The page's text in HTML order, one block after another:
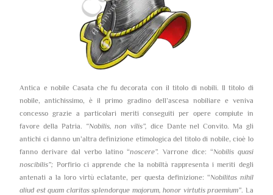
Antica e nobile Casata che fu decorata con il titolo di nobili. Il titolo di
nobile, antichissimo, è il primo gradino dell’ascesa nobiliare e veniva
concesso grazie a particolari meriti conseguiti per opere compiute in
favore della Patria. “Nobilis, non vilis”, dice Dante nel Convito. Ma gli
antichi ci danno un’altra definizione etimologica del titolo di nobile, cioè lo
fanno derivare dal verbo latino “noscere”. Varrone dice: “Nobilis quasi
noscibilis”; Porfirio ci apprende che la nobiltà rappresenta i meriti degli
antenati a la loro virtù eclatante, per questa definizione: “Nobilitas nihil
aliud est quam claritas splendorque majorum, honor virtutis praemium”. La